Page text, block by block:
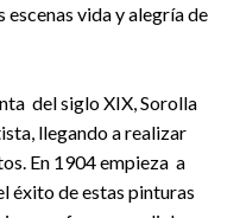
escenas vida y alegría de
del siglo XIX, Sorolla
llegando a realizar
En 1904 empieza a
éxito de estas pinturas